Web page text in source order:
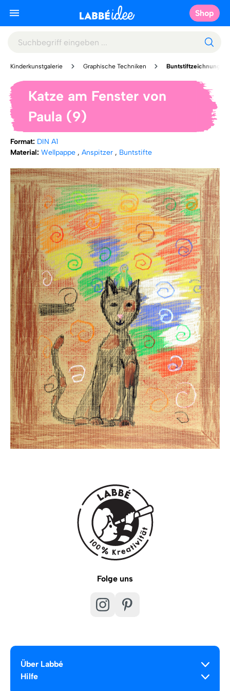
Shop
Kinderkunstgalerie Graphische Techniken Buntstiftzeichnung
Katze am Fenster von
Paula (9)
Format: DIN A1
Material: Wellpappe , Anspitzer , Buntstifte
Folge uns
Über Labbé
Hilfe